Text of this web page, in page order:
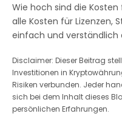
Wie hoch sind die Kosten
alle Kosten für Lizenzen,
einfach und verständlich
Disclaimer: Dieser Beitrag
Investitionen in
Risiken verbunden. Jeder
sich bei dem Inhalt dieses
persönlichen Erfahrungen.